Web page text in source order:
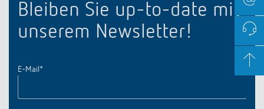
Bleiben Sie up-to-date mit
unserem Newsletter!
E-Mail *